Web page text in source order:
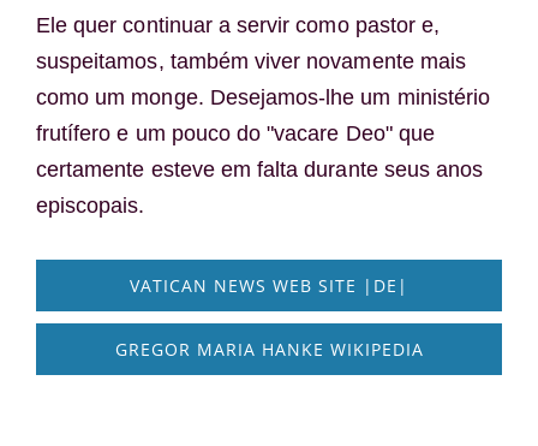
Ele quer continuar a servir como pastor e,
suspeitamos, também viver novamente mais
como um monge. Desejamos-lhe um ministério
frutífero e um pouco do "vacare Deo" que
certamente esteve em falta durante seus anos
episcopais.
VATICAN NEWS WEB SITE |DE|
GREGOR MARIA HANKE WIKIPEDIA